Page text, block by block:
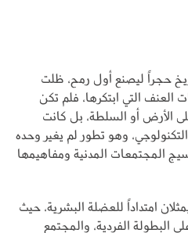
حجراً ليصنع أول رمح، ظلت
العنف التي ابتكرها، فلم تكن
الأرض أو السلطة، بل كانت
وهو تطور لم يغير وحده
المجتمعات المدنية ومفاهيمها
امتداداً للعضلة البشرية، حيث
البطولة الفردية، والمجتمع